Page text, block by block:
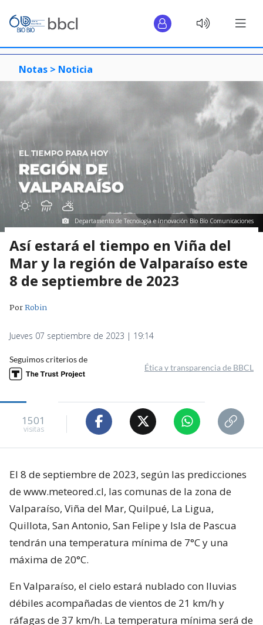
Notas > Noticia
Departamento de Tecnología e Innovación Bío Bío Comunicaciones
Así estará el tiempo en Viña del
Mar y la región de Valparaíso este
8 de septiembre de 2023
PorRobin
Jueves 07 septiembre de 2023 | 19:14
Seguimos criterios de
Ética y transparencia de BBCL
1501
visitas
El 8 de septiembre de 2023, según las predicciones
de www.meteored.cl, las comunas de la zona de
Valparaíso, Viña del Mar, Quilpué, La Ligua,
Quillota, San Antonio, San Felipe y Isla de Pascua
tendrán una temperatura mínima de 7°C y una
máxima de 20°C.
En Valparaíso, el cielo estará nublado con lluvias
débiles acompañadas de vientos de 21 km/h y
ráfagas de 37 km/h. La temperatura mínima será de